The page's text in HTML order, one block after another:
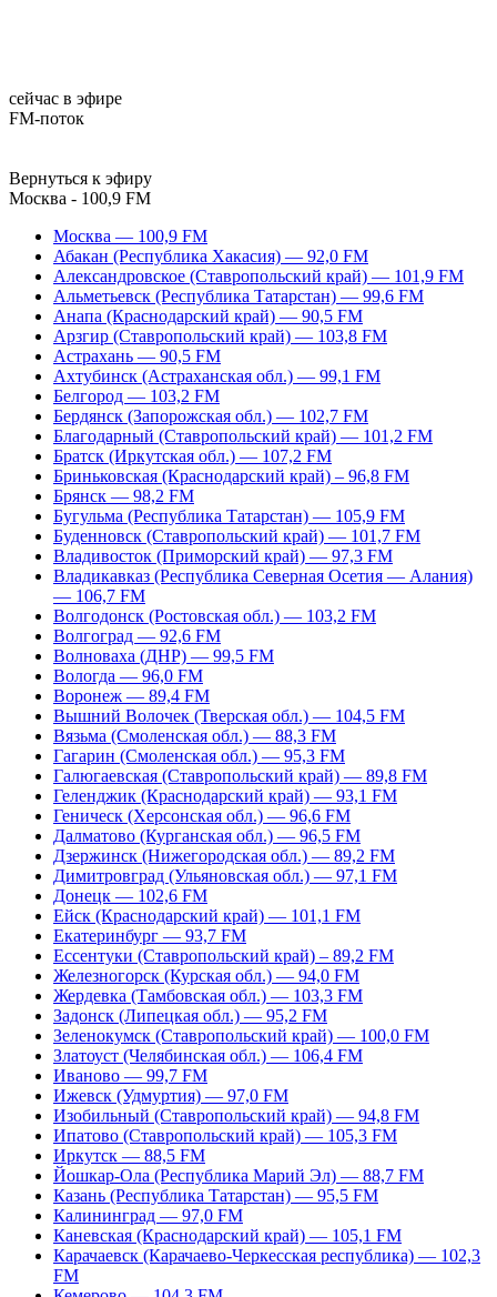
сейчас в эфире
FM-поток
Вернуться к эфиру
Москва - 100,9 FM
Москва — 100,9 FM
Абакан (Республика Хакасия) — 92,0 FM
Александровское (Ставропольский край) — 101,9 FM
Альметьевск (Республика Татарстан) — 99,6 FM
Анапа (Краснодарский край) — 90,5 FM
Арзгир (Ставропольский край) — 103,8 FM
Астрахань — 90,5 FM
Ахтубинск (Астраханская обл.) — 99,1 FM
Белгород — 103,2 FM
Бердянск (Запорожская обл.) — 102,7 FM
Благодарный (Ставропольский край) — 101,2 FM
Братск (Иркутская обл.) — 107,2 FM
Бриньковская (Краснодарский край) – 96,8 FM
Брянск — 98,2 FM
Бугульма (Республика Татарстан) — 105,9 FM
Буденновск (Ставропольский край) — 101,7 FM
Владивосток (Приморский край) — 97,3 FM
Владикавказ (Республика Северная Осетия — Алания)
— 106,7 FM
Волгодонск (Ростовская обл.) — 103,2 FM
Волгоград — 92,6 FM
Волноваха (ДНР) — 99,5 FM
Вологда — 96,0 FM
Воронеж — 89,4 FM
Вышний Волочек (Тверская обл.) — 104,5 FM
Вязьма (Смоленская обл.) — 88,3 FM
Гагарин (Смоленская обл.) — 95,3 FM
Галюгаевская (Ставропольский край) — 89,8 FM
Геленджик (Краснодарский край) — 93,1 FM
Геническ (Херсонская обл.) — 96,6 FM
Далматово (Курганская обл.) — 96,5 FM
Дзержинск (Нижегородская обл.) — 89,2 FM
Димитровград (Ульяновская обл.) — 97,1 FM
Донецк — 102,6 FM
Ейск (Краснодарский край) — 101,1 FM
Екатеринбург — 93,7 FM
Ессентуки (Ставропольский край) – 89,2 FM
Железногорск (Курская обл.) — 94,0 FM
Жердевка (Тамбовская обл.) — 103,3 FM
Задонск (Липецкая обл.) — 95,2 FM
Зеленокумск (Ставропольский край) — 100,0 FM
Златоуст (Челябинская обл.) — 106,4 FM
Иваново — 99,7 FM
Ижевск (Удмуртия) — 97,0 FM
Изобильный (Ставропольский край) — 94,8 FM
Ипатово (Ставропольский край) — 105,3 FM
Иркутск — 88,5 FM
Йошкар-Ола (Республика Марий Эл) — 88,7 FM
Казань (Республика Татарстан) — 95,5 FM
Калининград — 97,0 FM
Каневская (Краснодарский край) — 105,1 FM
Карачаевск (Карачаево-Черкесская республика) — 102,3
FM